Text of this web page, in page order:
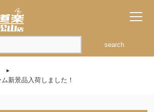
search
新景品入荷しました！